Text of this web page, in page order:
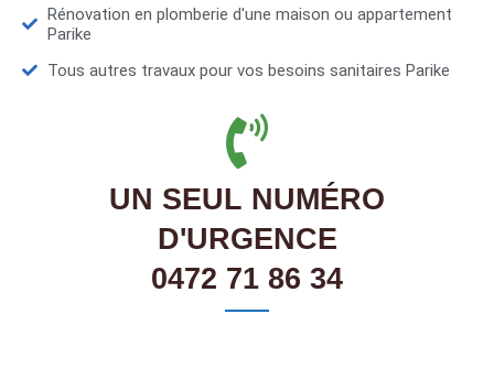
Rénovation en plomberie d'une maison ou appartement
Parike
Tous autres travaux pour vos besoins sanitaires Parike
UN SEUL NUMÉRO
D'URGENCE
0472 71 86 34